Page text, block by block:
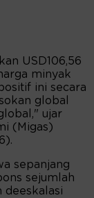
USD106,56
minyak
ini secara
global
ujar
(Migas)
sepanjang
sejumlah
deeskalasi